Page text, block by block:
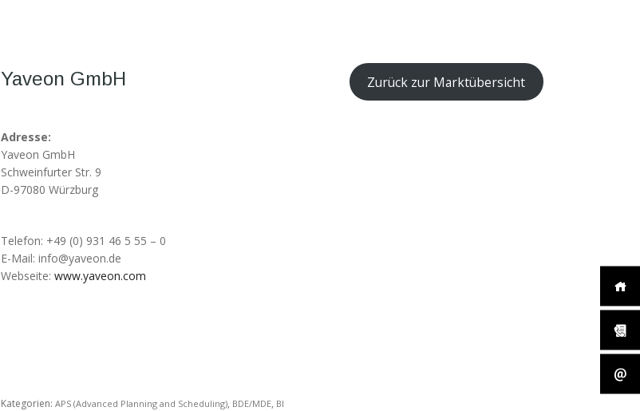
Yaveon GmbH
Adresse:
Yaveon GmbH
Schweinfurter Str. 9
D-97080 Würzburg
Telefon: +49 (0) 931 46 5 55 – 0
E-Mail: info@yaveon.de
Webseite: www.yaveon.com
Kategorien: APS (Advanced Planning and Scheduling), BDE/MDE, BI
Zurück zur Marktübersicht